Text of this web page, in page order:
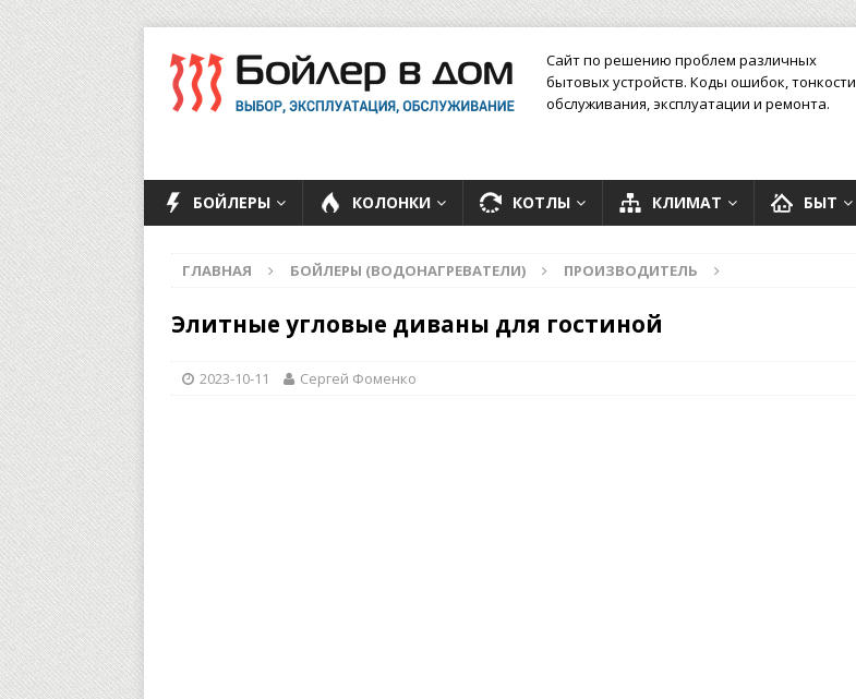
Сайт по решению проблем различных
бытовых устройств. Коды ошибок, тонкости
обслуживания, эксплуатации и ремонта.
БОЙЛЕРЫ КОЛОНКИ КОТЛЫ КЛИМАТ БЫТ
ГЛАВНАЯ БОЙЛЕРЫ (ВОДОНАГРЕВАТЕЛИ) ПРОИЗВОДИТЕЛЬ
Элитные угловые диваны для гостиной
2023-10-11 Сергей Фоменко